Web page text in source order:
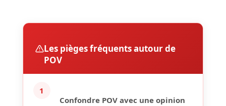
Les pièges fréquents autour de
POV
1
Confondre POV avec une opinion